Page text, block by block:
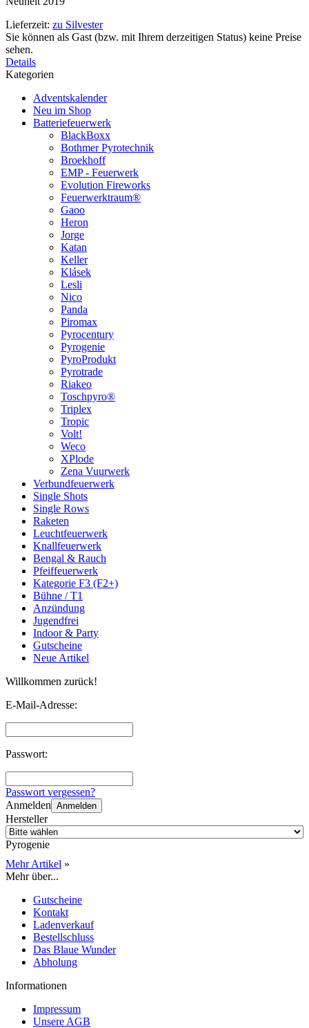
Lieferzeit: zu Silvester
Sie können als Gast (bzw. mit Ihrem derzeitigen Status) keine Preise
sehen.
Details
Kategorien
Adventskalender
Neu im Shop
Batteriefeuerwerk
BlackBoxx
Bothmer Pyrotechnik
Broekhoff
EMP - Feuerwerk
Evolution Fireworks
Feuerwerktraum®
Gaoo
Heron
Jorge
Katan
Keller
Klásek
Lesli
Nico
Panda
Piromax
Pyrocentury
Pyrogenie
PyroProdukt
Pyrotrade
Riakeo
Toschpyro®
Triplex
Tropic
Volt!
Weco
XPlode
Zena Vuurwerk
Verbundfeuerwerk
Single Shots
Single Rows
Raketen
Leuchtfeuerwerk
Knallfeuerwerk
Bengal & Rauch
Pfeiffeuerwerk
Kategorie F3 (F2+)
Bühne / T1
Anzündung
Jugendfrei
Indoor & Party
Gutscheine
Neue Artikel
Willkommen zurück!
E-Mail-Adresse:
Passwort:
Passwort vergessen?
Anmelden Anmelden
Hersteller
Pyrogenie
Mehr Artikel »
Mehr über...
Gutscheine
Kontakt
Ladenverkauf
Bestellschluss
Das Blaue Wunder
Abholung
Informationen
Impressum
Unsere AGB